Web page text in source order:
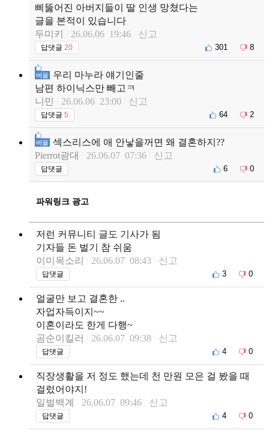
삐뚫어진 아버지들이 딸 인생 망쳤다는
글을 본적이 있습니다
두미키
26.06.06 19:46 신고
답댓글 20 301 8
베플
우리 마누라 얘기인줄
남편 하이닉스만 빼고ㅋ
니민
26.06.06 23:00 신고
답댓글 5 64 2
베플
섹스리스에 애 안낳을꺼면 왜 결혼하지??
Pierrot광대
26.06.07 07:36 신고
답댓글 6 0
파워링크 광고
저런 커뮤니티 글도 기사가 됨
기자들 돈 벌기 참 쉬움
이미목소리
26.06.07 08:43 신고
답댓글 3 0
얼굴만 보고 결혼한 ..
자업자득이지~~
이혼이라도 한게 다행~
곰순이킬러
26.06.07 09:38 신고
답댓글 4 0
직장생활을 저 정도 했는데 천 만원 모은 걸 봤을 때
걸렀어야지!
일벌백계
26.06.07 09:46 신고
답댓글 4 0